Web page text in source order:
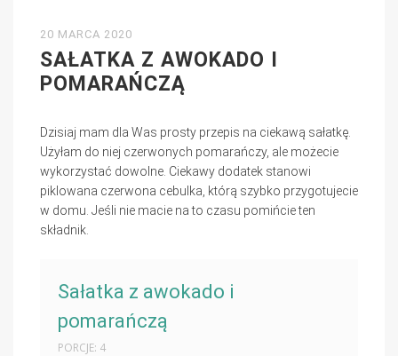
20 MARCA 2020
SAŁATKA Z AWOKADO I
POMARAŃCZĄ
Dzisiaj mam dla Was prosty przepis na ciekawą sałatkę.
Użyłam do niej czerwonych pomarańczy, ale możecie
wykorzystać dowolne. Ciekawy dodatek stanowi
piklowana czerwona cebulka, którą szybko przygotujecie
w domu. Jeśli nie macie na to czasu pomińcie ten
składnik.
Sałatka z awokado i
pomarańczą
PORCJE: 4